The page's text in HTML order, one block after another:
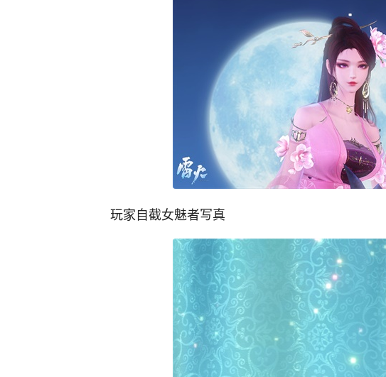
玩家自截女魅者写真